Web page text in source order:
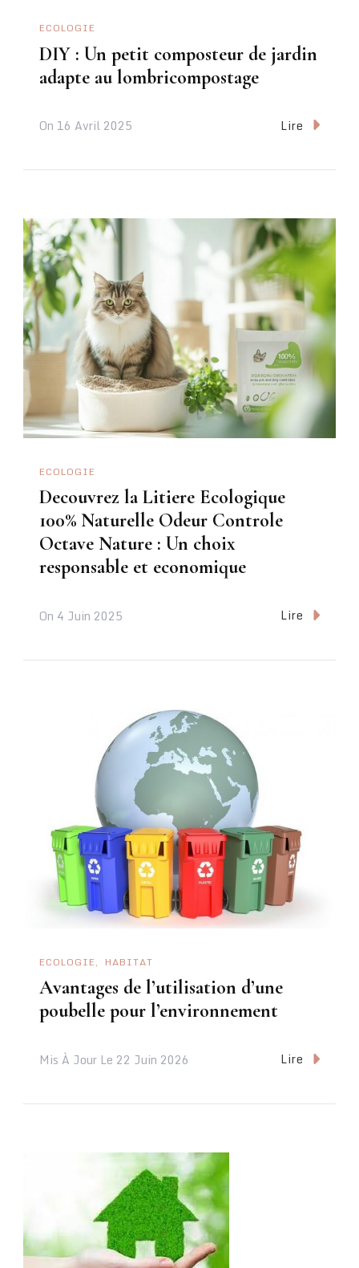
ECOLOGIE
DIY : Un petit composteur de jardin
adapte au lombricompostage
On 16 Avril 2025 Lire
ECOLOGIE
Decouvrez la Litiere Ecologique
100% Naturelle Odeur Controle
Octave Nature : Un choix
responsable et economique
On 4 Juin 2025 Lire
ECOLOGIE HABITAT
Avantages de l’utilisation d’une
poubelle pour l’environnement
Mis À Jour Le 22 Juin 2026 Lire